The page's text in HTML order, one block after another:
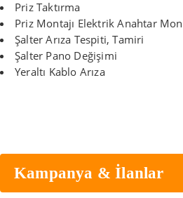
Priz Taktırma
Priz Montajı Elektrik Anahtar
Şalter Arıza Tespiti, Tamiri
Şalter Pano Değişimi
Yeraltı Kablo Arıza
Kampanya & İlanlar